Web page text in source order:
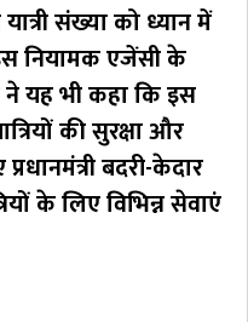
संख्या को ध्यान में
नियामक एजेंसी के
ने यह भी कहा कि इस
की सुरक्षा और
बदरी-केदार
के लिए विभिन्न सेवाएं